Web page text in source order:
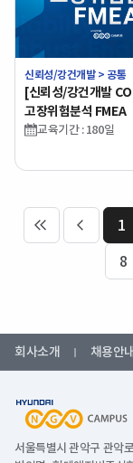
신뢰성/강건개발 > 공통
[신뢰성/강건개발
고장위험분석 FMEA
교육기간 : 180일
처음 페이지이전 페이
1
8
회사소개 채용안내
서울특별시 관악구 관악